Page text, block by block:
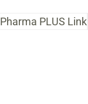
Pharma PLUS Link